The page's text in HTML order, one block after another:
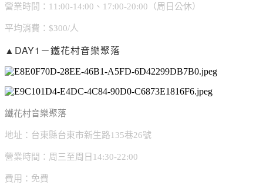
營業時間：11:00-14:00、17:00-20:00（周日公休）
平均消費：$300/人
▲DAY1－鐵花村音樂聚落
鐵花村音樂聚落
地址：台東縣台東市新生路135巷26號
營業時間：周三至周日14:30-22:00
費用：免費